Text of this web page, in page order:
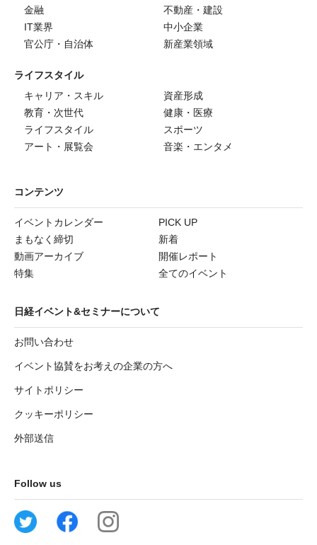
金融
不動産・建設
IT業界
中小企業
官公庁・自治体
新産業領域
ライフスタイル
キャリア・スキル
資産形成
教育・次世代
健康・医療
ライフスタイル
スポーツ
アート・展覧会
音楽・エンタメ
コンテンツ
イベントカレンダー
PICK UP
まもなく締切
新着
動画アーカイブ
開催レポート
特集
全てのイベント
日経イベント&セミナーについて
お問い合わせ
イベント協賛をお考えの企業の方へ
サイトポリシー
クッキーポリシー
外部送信
Follow us